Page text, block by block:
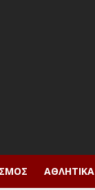
ΑΘΛΗΤΙΚΆ